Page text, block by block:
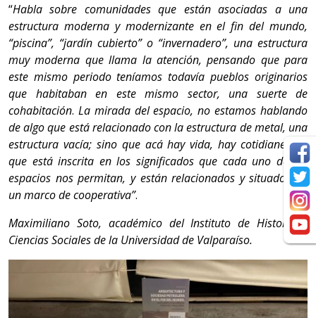
“Habla sobre comunidades que están asociadas a una
estructura moderna y modernizante en el fin del mundo,
“piscina”, “jardín cubierto” o “invernadero”, una estructura
muy moderna que llama la atención, pensando que para
este mismo periodo teníamos todavía pueblos originarios
que habitaban en este mismo sector, una suerte de
cohabitación. La mirada del espacio, no estamos hablando
de algo que está relacionado con la estructura de metal, una
estructura vacía; sino que acá hay vida, hay cotidianeidad
que está inscrita en los significados que cada uno de los
espacios nos permitan, y están relacionados y situados en
un marco de cooperativa”.
Maximiliano Soto, académico del Instituto de Historia y
Ciencias Sociales de la Universidad de Valparaíso.